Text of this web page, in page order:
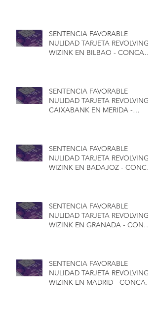
SENTENCIA FAVORABLE
NULIDAD TARJETA REVOLVING
WIZINK EN BILBAO - CONCA
SENTENCIA FAVORABLE
NULIDAD TARJETA REVOLVING
CAIXABANK EN MERIDA -
SENTENCIA FAVORABLE
NULIDAD TARJETA REVOLVING
WIZINK EN BADAJOZ - CONCA
SENTENCIA FAVORABLE
NULIDAD TARJETA REVOLVING
WIZINK EN GRANADA - CONCA
SENTENCIA FAVORABLE
NULIDAD TARJETA REVOLVING
WIZINK EN MADRID - CONCA